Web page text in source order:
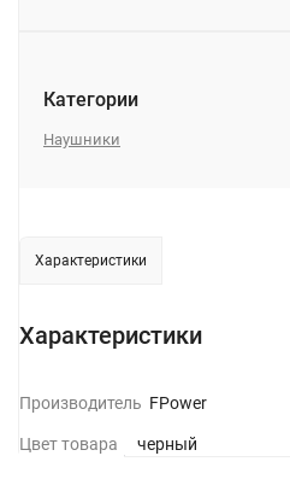
Категории
Наушники
Характеристики
Характеристики
ПроизводительGFPower
Цвет товара черный